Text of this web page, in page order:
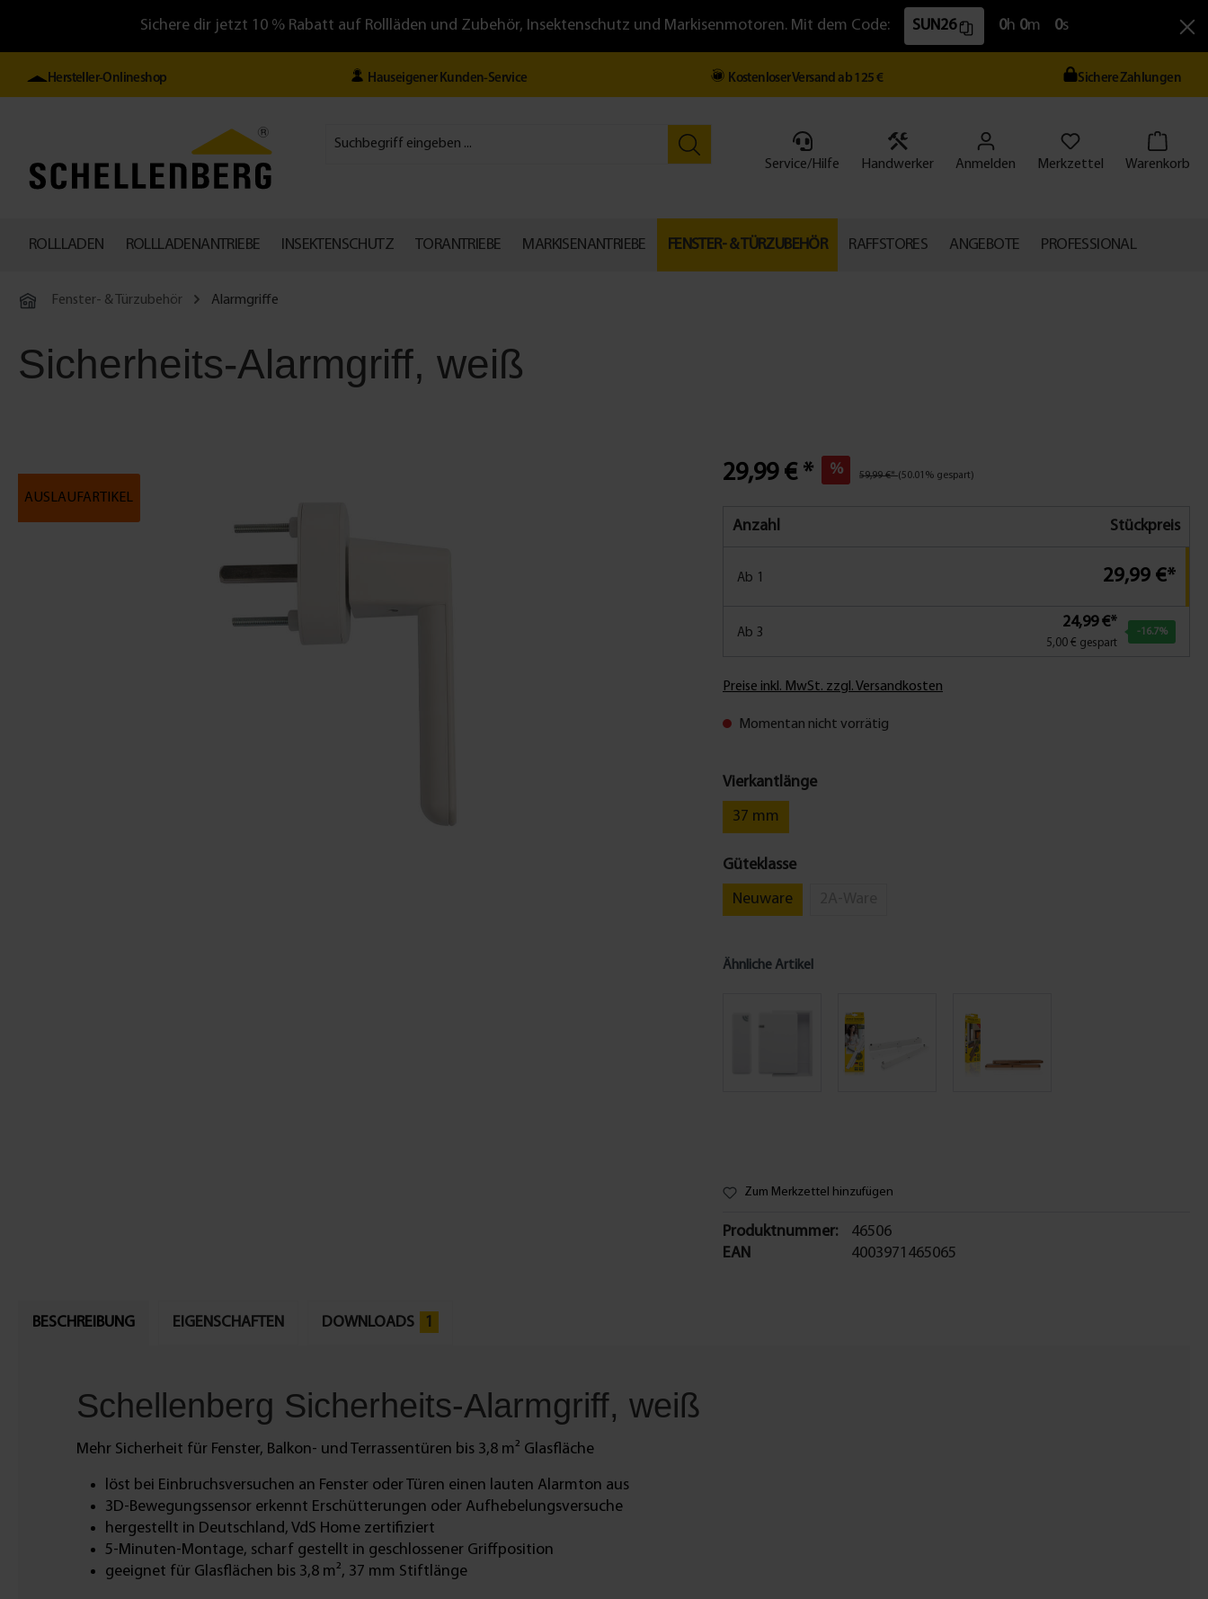
Sichere dir jetzt 10 % Rabatt auf Rollläden und Zubehör, Insektenschutz und Markisenmotoren. Mit dem Code: SUN26 0h 0m 0s
Hersteller-Onlineshop Hauseigener Kunden-Service Kostenloser Versand ab 125 € Sichere Zahlungen
Service/Hilfe Handwerker Anmelden Merkzettel Warenkorb
ROLLLADEN ROLLLADENANTRIEBE INSEKTENSCHUTZ TORANTRIEBE MARKISENANTRIEBE FENSTER- & TÜRZUBEHÖR RAFFSTORES ANGEBOTE PROFESSIONAL
Fenster- & Türzubehör Alarmgriffe
Sicherheits-Alarmgriff, weiß
AUSLAUFARTIKEL
29,99 €* % 59,99 €*(50.01% gespart)
Anzahl Stückpreis
Ab 1 29,99 €*
Ab 3
24,99 €*
5,00 € gespart
-16.7%
Preise inkl. MwSt. zzgl. Versandkosten
Momentan nicht vorrätig
Vierkantlänge
37 mm
Güteklasse
Neuware
Ähnliche Artikel
Zum Merkzettel hinzufügen
Produktnummer:
EAN
46506
4003971465065
BESCHREIBUNG EIGENSCHAFTEN DOWNLOADS 1
Schellenberg Sicherheits-Alarmgriff, weiß
Mehr Sicherheit für Fenster, Balkon- und Terrassentüren bis 3,8 m² Glasfläche
löst bei Einbruchsversuchen an Fenster oder Türen einen lauten Alarmton aus
3D-Bewegungssensor erkennt Erschütterungen oder Aufhebelungsversuche
hergestellt in Deutschland, VdS Home zertifiziert
5-Minuten-Montage, scharf gestellt in geschlossener Griffposition
geeignet für Glasflächen bis 3,8 m², 37 mm Stiftlänge